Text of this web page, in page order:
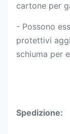
cartone per
- Possono
protettivi
schiuma per
Spedizione: